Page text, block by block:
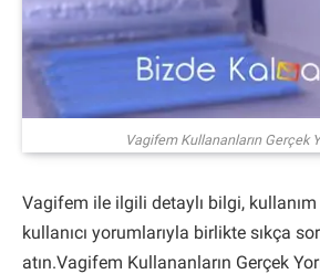
Vagifem Kullananların Gerçek
Vagifem ile ilgili detaylı bilgi,
kullanıcı yorumlarıyla birlikte sıkça
atın.Vagifem Kullananların Gerçek